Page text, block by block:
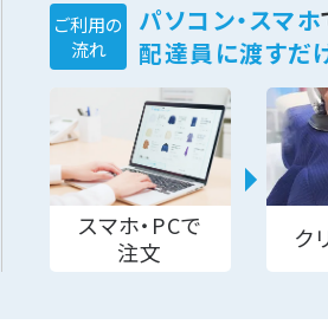
ご利用の
流れ
パソコン・スマホ
配達員に渡すだ
スマホ・PCで
注文
ク